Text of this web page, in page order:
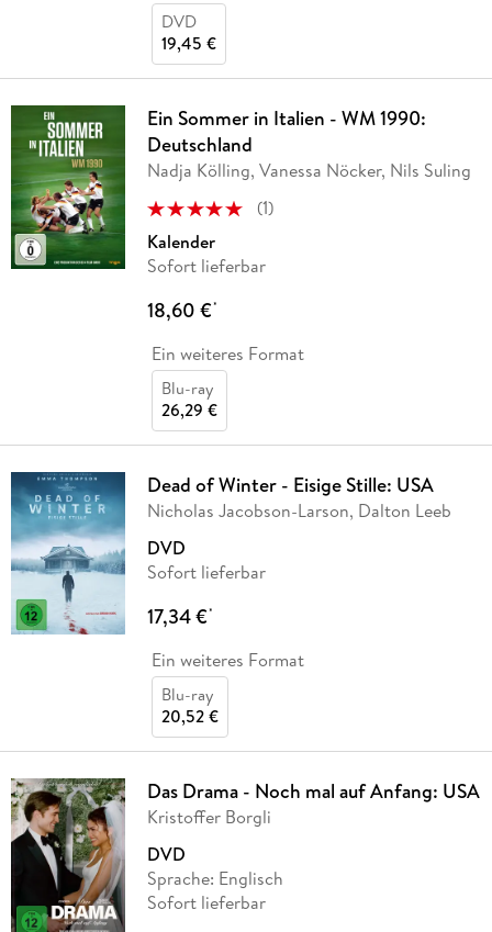
DVD
19,45 €
Ein Sommer in Italien - WM 1990:
Deutschland
Nadja Kölling, Vanessa Nöcker, Nils Suling
(1)
Kalender
Sofort lieferbar
18,60 €*
Ein weiteres Format
Blu-ray
26,29 €
Dead of Winter - Eisige Stille: USA
Nicholas Jacobson-Larson, Dalton Leeb
DVD
Sofort lieferbar
17,34 €*
Ein weiteres Format
Blu-ray
20,52 €
Das Drama - Noch mal auf Anfang: USA
Kristoffer Borgli
DVD
Sprache: Englisch
Sofort lieferbar